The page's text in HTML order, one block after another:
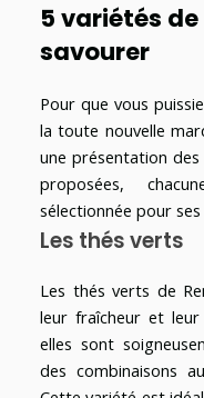
5 variétés
savourer
Pour que vous
la toute nouvelle
une présentation
proposées,
sélectionnée pour
Les thés verts
Les thés verts de
leur fraîcheur et
elles sont
des combinaisons